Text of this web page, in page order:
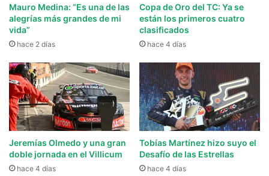
Mauro Medina: “Es una de las
alegrías más grandes de mi
vida”
hace 2 días
Copa de Oro del TC: Ya se
están los primeros cuatro
clasificados
hace 4 días
Jeremías Olmedo y una gran
doble jornada en el Villicum
hace 4 días
Tobías Martínez hizo suyo el
Desafío de las Estrellas
hace 4 días